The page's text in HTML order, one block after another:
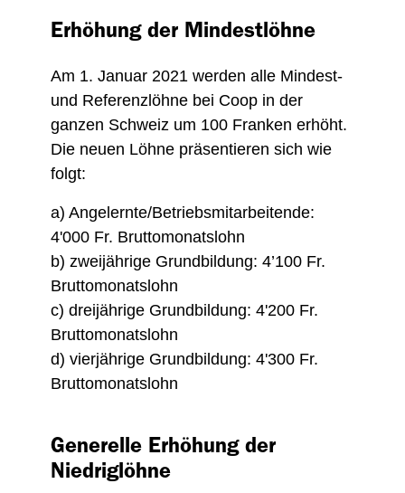
Erhöhung der Mindestlöhne
Am 1. Januar 2021 werden alle Mindest-
und Referenzlöhne bei Coop in der
ganzen Schweiz um 100 Franken erhöht.
Die neuen Löhne präsentieren sich wie
folgt:
a) Angelernte/Betriebsmitarbeitende:
4'000 Fr. Bruttomonatslohn
b) zweijährige Grundbildung: 4’100 Fr.
Bruttomonatslohn
c) dreijährige Grundbildung: 4'200 Fr.
Bruttomonatslohn
d) vierjährige Grundbildung: 4'300 Fr.
Bruttomonatslohn
Generelle Erhöhung der
Niedriglöhne